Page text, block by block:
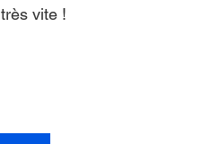
très vite !